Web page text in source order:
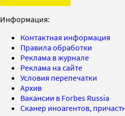
Информация:
Контактная информация
Правила обработки
Реклама в журнале
Реклама на сайте
Условия перепечатки
Архив
Вакансии в Forbes Russia
Сканер иноагентов,